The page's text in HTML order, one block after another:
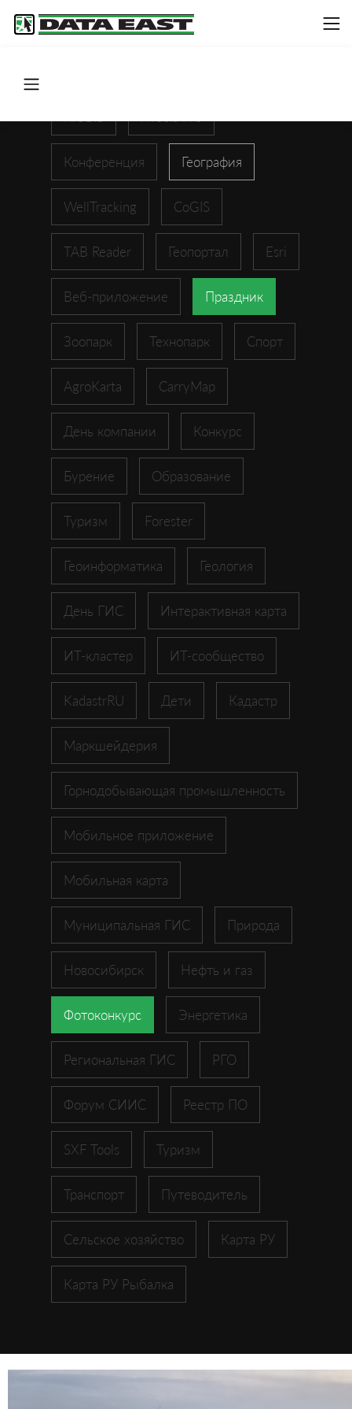
Конференция География
WellTracking CoGIS
TAB Reader Геопортал Esri
Веб-приложение Праздник
Зоопарк Технопарк Спорт
AgroKarta CarryMap
День компании Конкурс
Бурение Образование
Туризм Forester
Геоинформатика Геология
День ГИС Интерактивная карта
ИТ-кластер ИТ-сообщество
KadastrRU Дети Кадастр
Маркшейдерия
Горнодобывающая промышленность
Мобильное приложение
Мобильная карта
Муниципальная ГИС Природа
Новосибирск Нефть и газ
Фотоконкурс Энергетика
Региональная ГИС РГО
Форум СИИС Реестр ПО
SXF Tools Туризм
Транспорт Путеводитель
Сельское хозяйство Карта РУ
Карта РУ Рыбалка